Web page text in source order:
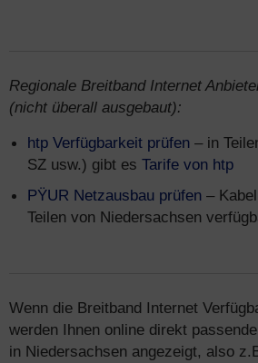
Regionale Breitband Internet
(nicht überall ausgebaut):
htp Verfügbarkeit prüfen – in
SZ usw.) gibt es Tarife von htp
PŸUR Netzausbau prüfen –
Teilen von Niedersachsen
Wenn die Breitband Internet
werden Ihnen online direkt
in Niedersachsen angezeigt, also